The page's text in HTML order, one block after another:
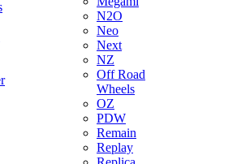
N2O
Neo
Next
NZ
Off Road
Wheels
OZ
PDW
Remain
Replay